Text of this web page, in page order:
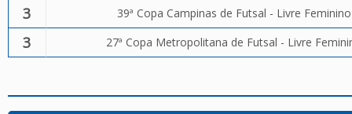
3 39ª Copa Campinas de Futsal - Livre Feminino
3 27ª Copa Metropolitana de Futsal - Livre